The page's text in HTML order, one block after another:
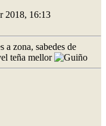
2018, 16:13
a zona, sabedes de
teña mellor